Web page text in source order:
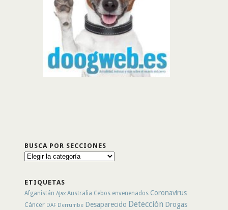
BUSCA POR SECCIONES
Busca
ETIQUETAS
Afganistán Ajax Australia Cebos envenenados Coronavirus
Cáncer DAF Derrumbe Desaparecido Detección Drogas